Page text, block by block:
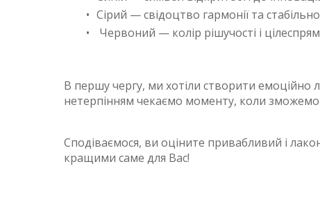
Сірий — свідоцтво гармонії та
Червоний — колір рішучості і
В першу чергу, ми хотіли створити емоційно
нетерпінням чекаємо моменту, коли
Сподіваємося, ви оціните привабливий і
кращими саме для Вас!